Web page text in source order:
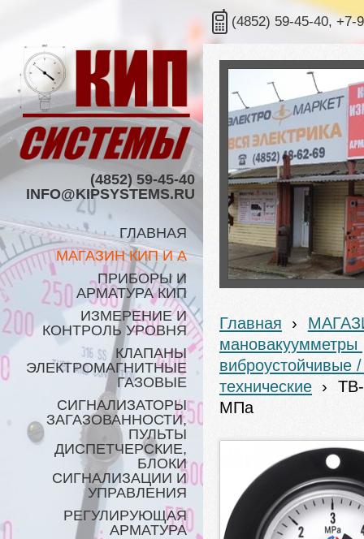
(4852) 59-45-40, +7-
(4852) 59-45-40
INFO@KIPSYSTEMS.RU
ГЛАВНАЯ
МАГАЗИН КИП И А
ПРИБОРЫ И
АРМАТУРА КИП
ИЗМЕРЕНИЕ И
КОНТРОЛЬ УРОВНЯ
КЛАПАНЫ
ЭЛЕКТРОМАГНИТНЫЕ
ГАЗОВЫЕ
СИГНАЛИЗАТОРЫ
ЗАГАЗОВАННОСТИ,
ПУЛЬТЫ
ДИСПЕТЧЕРСКИЕ,
БЛОКИ
СИГНАЛИЗАЦИИ И
УПРАВЛЕНИЯ
РЕГУЛИРУЮЩАЯ
АРМАТУРА
Главная ›
мановакуумметры
технические ›
МПа